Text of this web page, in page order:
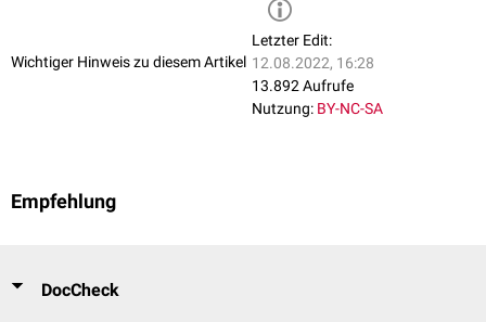
, da diese den Nieren-Tubulus-Schaden weiter verstärken.
Wichtiger Hinweis zu diesem Artikel
Letzter Edit:
12.08.2022, 16:28
13.892 Aufrufe
Nutzung: BY-NC-SA
Empfehlung
DocCheck